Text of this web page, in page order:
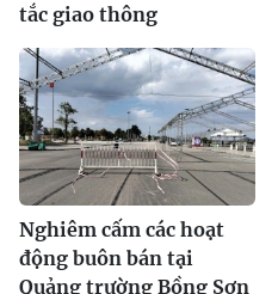
tắc giao thông
Nghiêm cấm các hoạt
động buôn bán tại
Quảng trường Bồng Sơn